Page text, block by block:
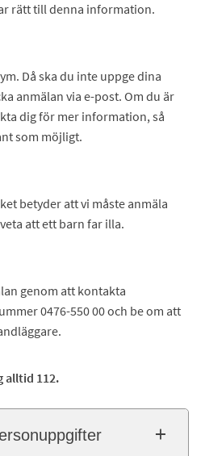
rätt till denna information.
Då ska du inte uppge dina
anmälan via e-post. Om du är
dig för mer information, så
som möjligt.
betyder att vi måste anmäla
att ett barn far illa.
genom att kontakta
0476-550 00 och be om att
alltid 112.